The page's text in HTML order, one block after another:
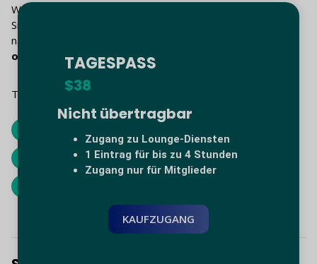
Warten Sie nicht auf ein Business-Class-Ticket. Entdecken
Sie unser
nächstgelegene Lounge in
oder die USAheute.
Tags:
Globales Lounge-Netzwerk Luxus-Flughafen-Lounges
TAGESPASS
$38
Nicht übertragbar
Zugang zu Lounge-Diensten
1 Eintrag für bis zu 4 Stunden
Zugang nur für Mitglieder
KAUFZUGANG